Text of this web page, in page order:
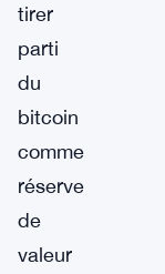
tirer
parti
du
bitcoin
comme
réserve
de
valeur